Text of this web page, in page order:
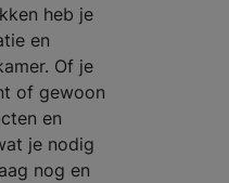
heb je
en
Of je
of gewoon
en
je nodig
nog en